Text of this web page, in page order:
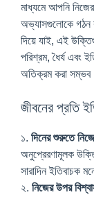
মাধ্যমে আপনি
অভ্যাসগুলোকে গঠন
দিয়ে যাই, এই
পরিশ্রম, ধৈর্য এবং
অতিক্রম করা
জীবনের প্রতি
১. দিনের শুরুতে
অনুপ্রেরণামূলক
সারাদিন ইতিবাচক
২. নিজের উপর